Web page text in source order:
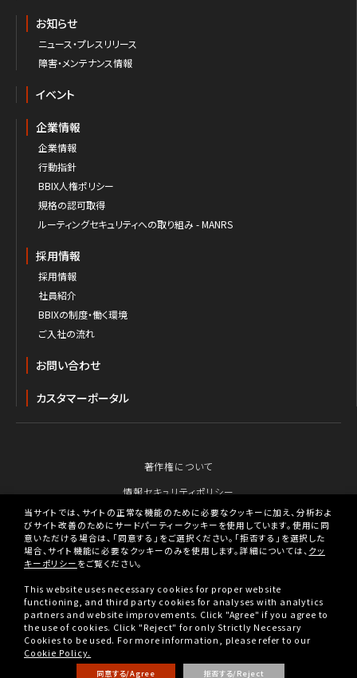
お知らせ
ニュース・プレスリリース
障害・メンテナンス情報
イベント
企業情報
企業情報
行動指針
BBIX人権ポリシー
規格の認可取得
ルーティングセキュリティへの取り組み - MANRS
採用情報
採用情報
社員紹介
BBIXの制度・働く環境
ご入社の流れ
お問い合わせ
カスタマーポータル
著作権について
情報セキュリティポリシー
個人情報保護のための行動指針
個人情報の取り扱いについて
BBIX人権ポリシー
税務戦略
古物営業法に基づく表示
当サイトでは、サイトの正常な機能のために必要なクッキーに加え、分析およ
びサイト改善のためにサードパーティークッキーを使用しています。使用に同
意いただける場合は、「同意する」をご選択ください。「拒否する」を選択した
場合、サイト機能に必要なクッキーのみを使用します。詳細については、 クッ
キーポリシー をご覧ください。
This website uses necessary cookies for proper website
functioning, and third party cookies for analyses with analytics
partners and website improvements. Click "Agree" if you agree to
the use of cookies. Click "Reject" for only Strictly Necessary
Cookies to be used. For more information, please refer to our
Cookie Policy.
同意する/Agree 拒否する/Reject